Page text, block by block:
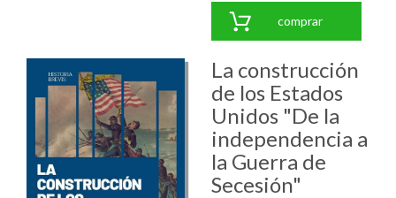
comprar
La construcción
de los Estados
Unidos "De la
independencia a
la Guerra de
Secesión"